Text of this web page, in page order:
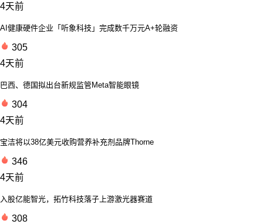
4天前
AI健康硬件企业「听象科技」完成数千万元A+轮融资
305
4天前
巴西、德国拟出台新规监管Meta智能眼镜
304
4天前
宝洁将以38亿美元收购营养补充剂品牌Thorne
346
4天前
入股亿能智光，拓竹科技落子上游激光器赛道
308